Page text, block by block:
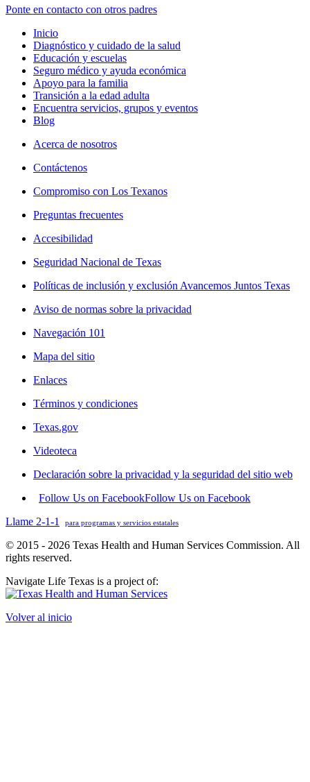
Ponte en contacto con otros padres
Inicio
Diagnóstico y cuidado de la salud
Educación y escuelas
Seguro médico y ayuda económica
Apoyo para la familia
Transición a la edad adulta
Encuentra servicios, grupos y eventos
Blog
Acerca de nosotros
Contáctenos
Compromiso con Los Texanos
Preguntas frecuentes
Accesibilidad
Seguridad Nacional de Texas
Políticas de inclusión y exclusión Avancemos Juntos Texas
Aviso de normas sobre la privacidad
Navegación 101
Mapa del sitio
Enlaces
Términos y condiciones
Texas.gov
Videoteca
Declaración sobre la privacidad y la seguridad del sitio web
Follow Us on FacebookFollow Us on Facebook
Llame 2-1-1
para programas y servicios estatales
© 2015 - 2026 Texas Health and Human Services Commission. All
rights reserved.
Navigate Life Texas is a project of:
Volver al inicio